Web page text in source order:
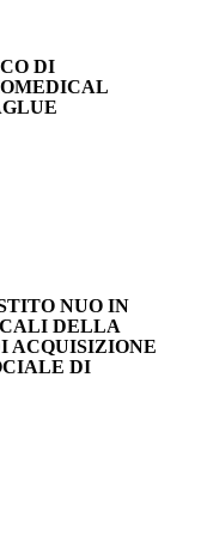
DI
NUO IN
DELLA
ACQUISIZIONE
DI